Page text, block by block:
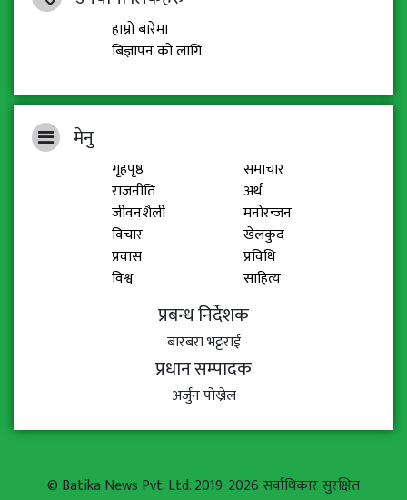
हाम्रो बारेमा
बिज्ञापन को लागि
मेनु
गृहपृष्ठ
समाचार
राजनीति
अर्थ
जीवनशैली
मनोरन्जन
विचार
खेलकुद
प्रवास
प्रविधि
विश्व
साहित्य
प्रबन्ध निर्देशक
बारबरा भट्टराई
प्रधान सम्पादक
अर्जुन पोख्रेल
© Batika News Pvt. Ltd. 2019-2026 सर्वाधिकार सुरक्षित